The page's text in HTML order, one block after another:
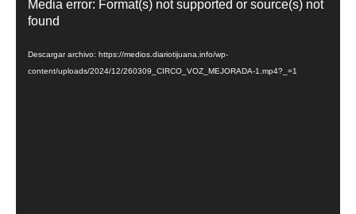
de
Media error: Format(s) not supported or source(s) not
found
Descargar archivo: https://medios.diariotijuana.info/wp-
content/uploads/2024/12/260309_CIRCO_VOZ_MEJORADA-1.mp4?_=1